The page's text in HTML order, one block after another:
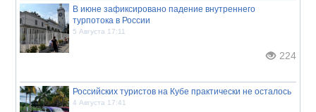
В июне зафиксировано падение внутреннего
турпотока в России
5 Августа 17:11
224
Российских туристов на Кубе практически не осталось
4 Августа 17:41